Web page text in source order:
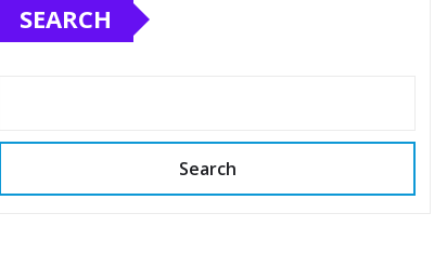
SEARCH
Search